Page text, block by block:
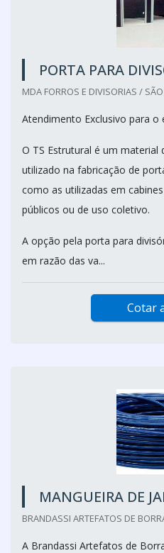
PORTA PARA
MDA FORROS E DIVISORIAS /
Atendimento Exclusivo para o
O TS Estrutural é um material
utilizado na fabricação de
como as utilizadas em
públicos ou de uso coletivo.
A opção pela porta para
em razão das va...
Cotar
MANGUEIRA DE
BRANDASSI ARTEFATOS DE
A Brandassi Artefatos de